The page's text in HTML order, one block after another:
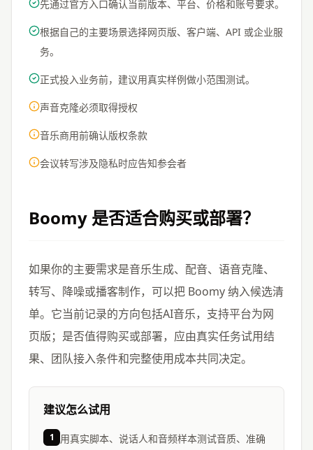
先通过官方入口确认当前版本、平台、价格和账号要求。
根据自己的主要场景选择网页版、客户端、API 或企业服
务。
正式投入业务前，建议用真实样例做小范围测试。
声音克隆必须取得授权
音乐商用前确认版权条款
会议转写涉及隐私时应告知参会者
Boomy 是否适合购买或部署？
如果你的主要需求是音乐生成、配音、语音克隆、
转写、降噪或播客制作，可以把 Boomy 纳入候选清
单。它当前记录的方向包括AI音乐，支持平台为网
页版；是否值得购买或部署，应由真实任务试用结
果、团队接入条件和完整使用成本共同决定。
建议怎么试用
1
用真实脚本、说话人和音频样本测试音质、准确